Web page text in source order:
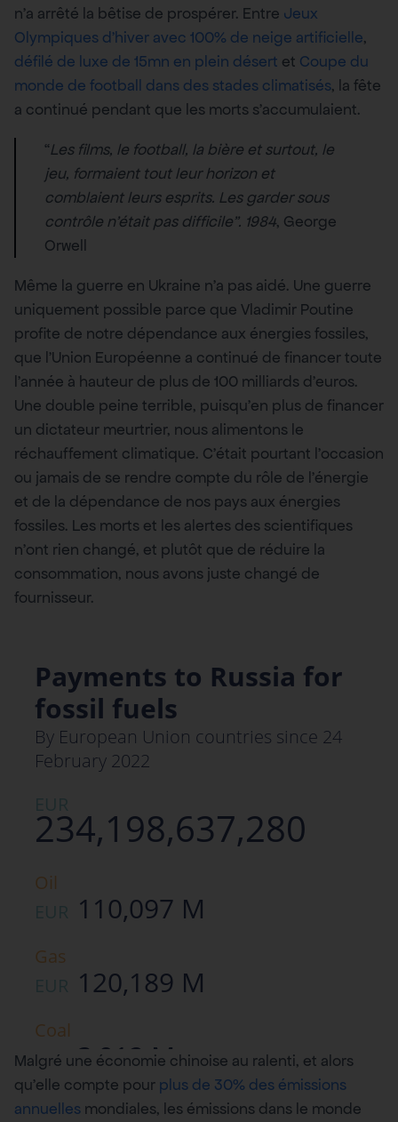
n’a arrêté la bêtise de prospérer. Entre Jeux
Olympiques d’hiver avec 100% de neige artificielle,
défilé de luxe de 15mn en plein désert et Coupe du
monde de football dans des stades climatisés, la fête
a continué pendant que les morts s’accumulaient.
“Les films, le football, la bière et surtout, le
jeu, formaient tout leur horizon et
comblaient leurs esprits. Les garder sous
contrôle n’était pas difficile”. 1984, George
Orwell
Même la guerre en Ukraine n’a pas aidé. Une guerre
uniquement possible parce que Vladimir Poutine
profite de notre dépendance aux énergies fossiles,
que l’Union Européenne a continué de financer toute
l’année à hauteur de plus de 100 milliards d’euros.
Une double peine terrible, puisqu’en plus de financer
un dictateur meurtrier, nous alimentons le
réchauffement climatique. C’était pourtant l’occasion
ou jamais de se rendre compte du rôle de l’énergie
et de la dépendance de nos pays aux énergies
fossiles. Les morts et les alertes des scientifiques
n’ont rien changé, et plutôt que de réduire la
consommation, nous avons juste changé de
fournisseur.
Malgré une économie chinoise au ralenti, et alors
qu’elle compte pour plus de 30% des émissions
annuelles mondiales, les émissions dans le monde